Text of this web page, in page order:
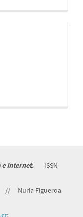
e Internet.
ISSN
// Nuria Figueroa
;